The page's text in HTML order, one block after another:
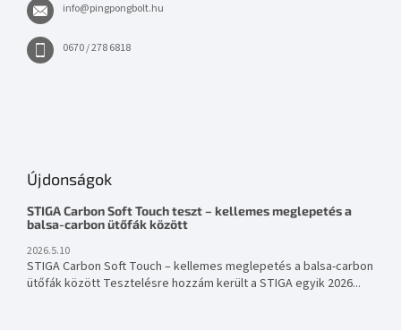
info@pingpongbolt.hu
0670 / 278 6818
Újdonságok
STIGA Carbon Soft Touch teszt – kellemes meglepetés a
balsa-carbon ütőfák között
2026.5.10
STIGA Carbon Soft Touch – kellemes meglepetés a balsa-carbon
ütőfák között Tesztelésre hozzám került a STIGA egyik 2026...